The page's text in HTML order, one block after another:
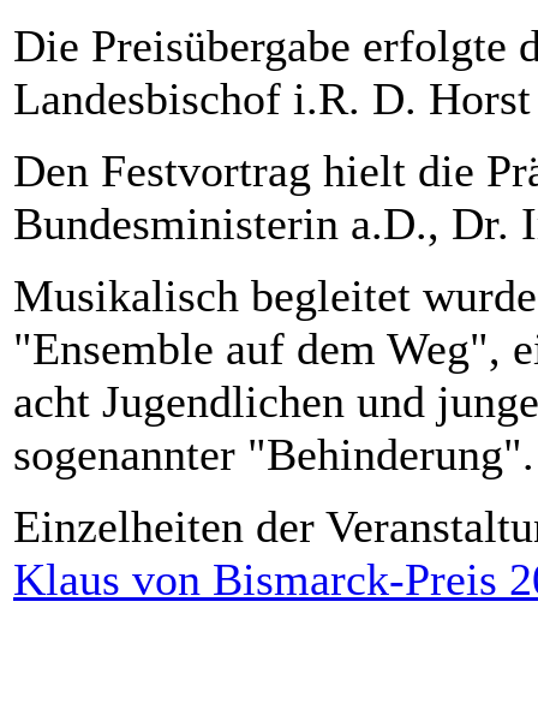
Die Preisübergabe erfolgte
Landesbischof i.R. D.
Den Festvortrag hielt die
Bundesministerin a.D., Dr.
Musikalisch begleitet
"Ensemble auf dem Weg",
acht Jugendlichen und
sogenannter "Behinderung".
Einzelheiten der
Klaus von Bismarck-Preis